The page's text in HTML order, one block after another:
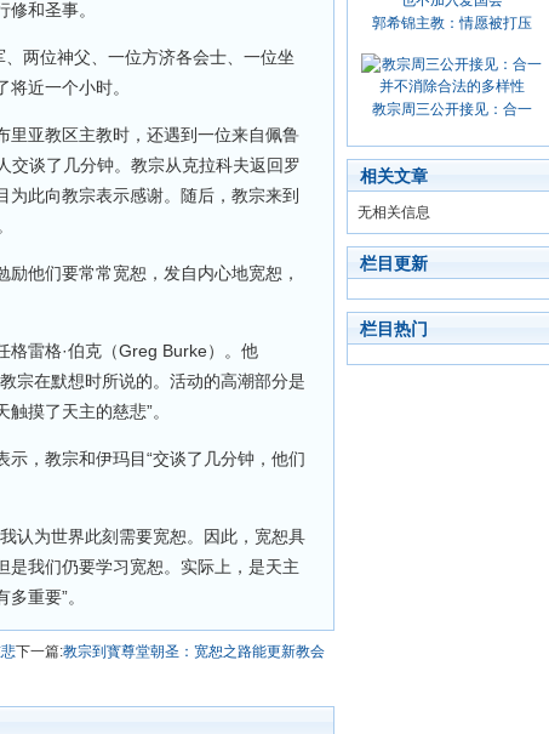
和圣事。
两位神父、一位方济各会士、一位坐
近一个小时。
里亚教区主教时，还遇到一位来自佩鲁
交谈了几分钟。教宗从克拉科夫返回罗
此向教宗表示感谢。随后，教宗来到
他们要常常宽恕，发自内心地宽恕，
格雷格·伯克（Greg Burke）。他
宗在默想时所说的。活动的高潮部分是
摸了天主的慈悲”。
，教宗和伊玛目“交谈了几分钟，他们
认为世界此刻需要宽恕。因此，宽恕具
是我们仍要学习宽恕。实际上，是天主
重要”。
下一篇:教宗到寳尊堂朝圣：宽恕之路能更新教会
郭希锦主教：情愿被打压
教宗周三公开接见：合一
相关文章
无相关信息
栏目更新
栏目热门